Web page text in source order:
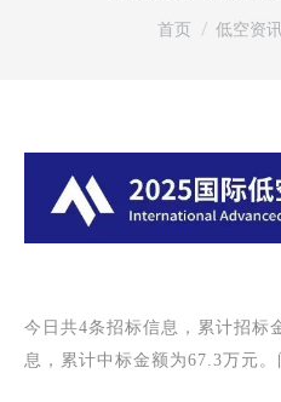
您在这里：
首页 低空资
今日共4条招标信息，累计招标
息，累计中标金额为67.3万元。